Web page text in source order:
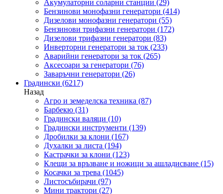
Акумулаторни соларни станции (29)
Бензинови монофазни генератори (414)
Дизелови монофазни генератори (55)
Бензинови трифазни генератори (172)
Дизелови трифазни генератори (83)
Инверторни генератори за ток (233)
Аварийни генератори за ток (265)
Аксесоари за генератори (76)
Заваръчни генератори (26)
Градински (6217)
Назад
Агро и земеделска техника (87)
Барбекю (31)
Градински валяци (10)
Градински инструменти (139)
Дробилки за клони (167)
Духалки за листа (194)
Кастрачки за клони (123)
Клещи за връзване и ножици за ашладисване (15)
Косачки за трева (1045)
Листосъбирачи (97)
Мини трактори (27)